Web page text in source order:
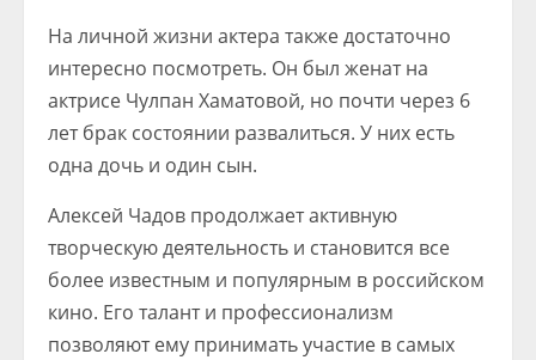
На личной жизни актера также достаточно
интересно посмотреть. Он был женат на
актрисе Чулпан Хаматовой, но почти через 6
лет брак состоянии развалиться. У них есть
одна дочь и один сын.
Алексей Чадов продолжает активную
творческую деятельность и становится все
более известным и популярным в российском
кино. Его талант и профессионализм
позволяют ему принимать участие в самых